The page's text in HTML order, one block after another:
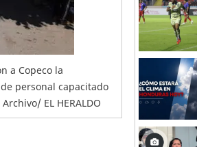
a Copeco la
personal capacitado
EL HERALDO